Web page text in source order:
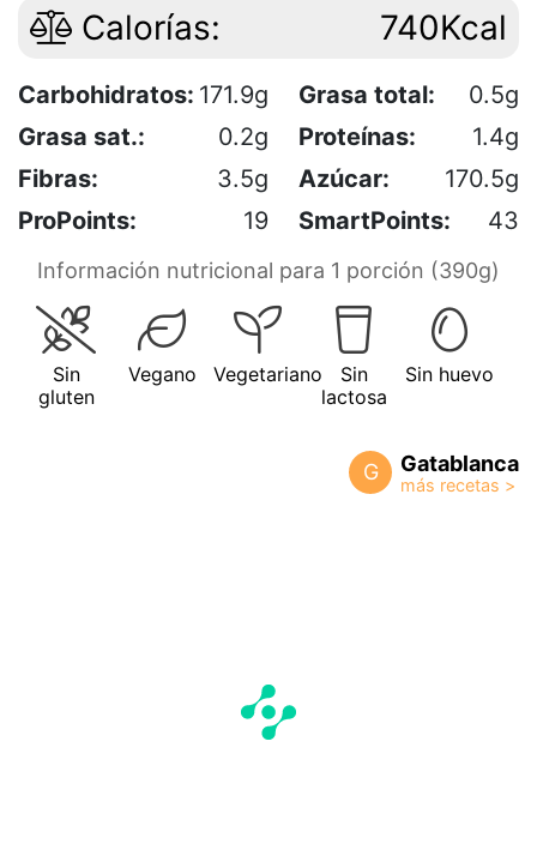
Calorías: 740Kcal
Carbohidratos: 171.9g Grasa total:
0.5g
Grasa sat.:
0.2g Proteínas:
1.4g
Fibras:
3.5g Azúcar:
170.5g
ProPoints:
19 SmartPoints: 43
Información nutricional para 1 porción (390g)
Sin
gluten
Vegano Vegetariano
Sin
lactosa
Sin huevo
G Gatablanca